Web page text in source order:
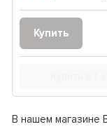
Купить
В нашем магазине